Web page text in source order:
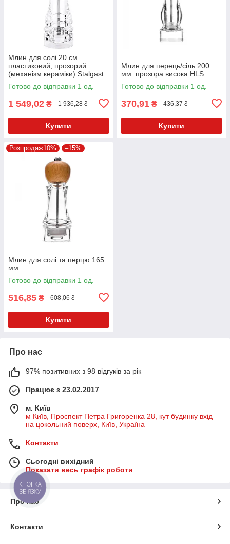
Млин для солі 20 см.
пластиковий, прозорий
(механізм кераміки) Stalgast
Готово до відправки 1 од.
1 549,02 ₴ 1 936,28 ₴
Купити
Млин для перець/сіль 200
мм. прозора висока HLS
Готово до відправки 1 од.
370,91 ₴ 436,37 ₴
Купити
Розпродаж10% –15%
Млин для солі та перцю 165
мм.
Готово до відправки 1 од.
516,85 ₴ 608,06 ₴
Купити
Про нас
97% позитивних з 98 відгуків за рік
Працює з 23.02.2017
м. Київ
м Київ, Проспект Петра Григоренка 28, кут будинку вхід
на цокольний поверх, Київ, Україна
Контакти
Сьогодні вихідний
Показати весь графік роботи
Про нас
Контакти
КНОПКА
ЗВ'ЯЗКУ